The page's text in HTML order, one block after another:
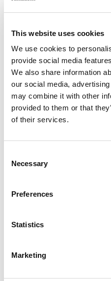
This website uses cookies
We use cookies to
provide social media
We also share information
our social media,
may combine it with other
provided to them or that
of their services.
Selection
Necessary
Preferences
Statistics
Marketing
TALKING ABOUT